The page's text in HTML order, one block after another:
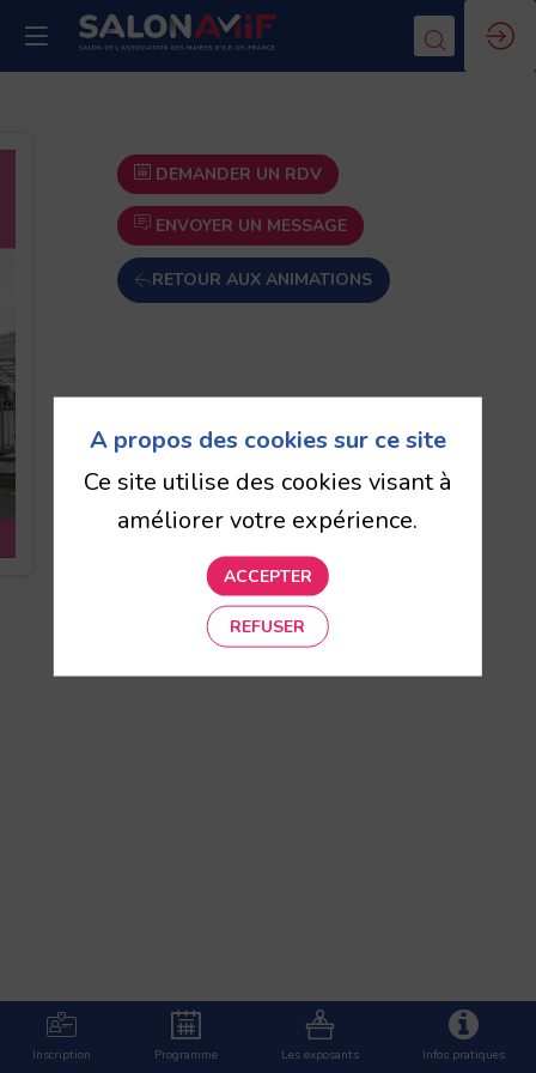
DEMANDER UN RDV
ENVOYER UN MESSAGE
RETOUR AUX ANIMATIONS
Inscription Programme Les exposants Infos pratiques
A propos des cookies sur ce site
Ce site utilise des cookies visant à
améliorer votre expérience.
ACCEPTER
REFUSER